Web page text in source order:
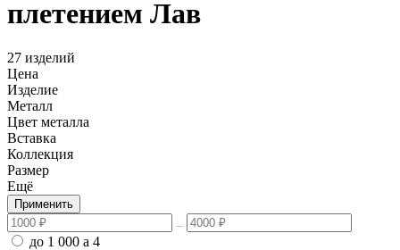
плетением Лав
27 изделий
Цена
Изделие
Металл
Цвет металла
Вставка
Коллекция
Размер
Ещё
Применить
до 1 000 a 4